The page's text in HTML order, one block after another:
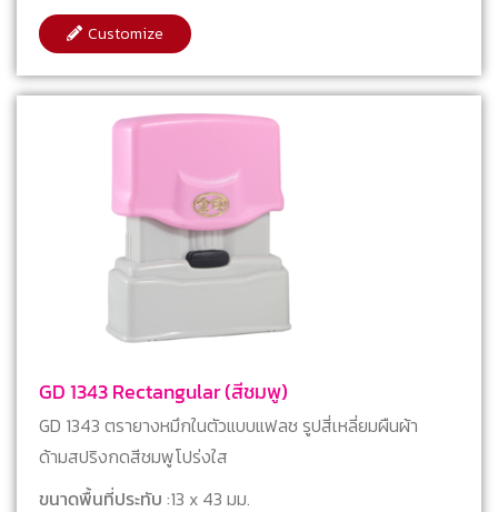
Customize
GD 1343 Rectangular (สีชมพู)
GD 1343 ตรายางหมึกในตัวแบบแฟลช รูปสี่เหลี่ยมผืนผ้า
ด้ามสปริงกดสีชมพูโปร่งใส
ขนาดพื้นที่ประทับ :13 x 43 มม.